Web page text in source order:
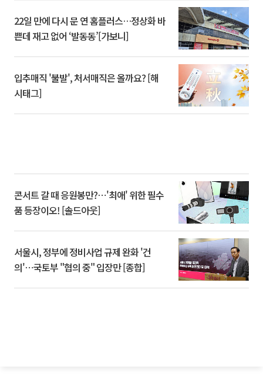
22일 만에 다시 문 연 홈플러스…정상화 바
쁜데 재고 없어 ‘발동동’[가보니]
입추매직 '불발', 처서매직은 올까요? [해
시태그]
콘서트 갈 때 응원봉만?⋯'최애' 위한 필수
품 등장이오! [솔드아웃]
서울시, 정부에 정비사업 규제 완화 '건
의'⋯국토부 "협의 중" 입장만 [종합]